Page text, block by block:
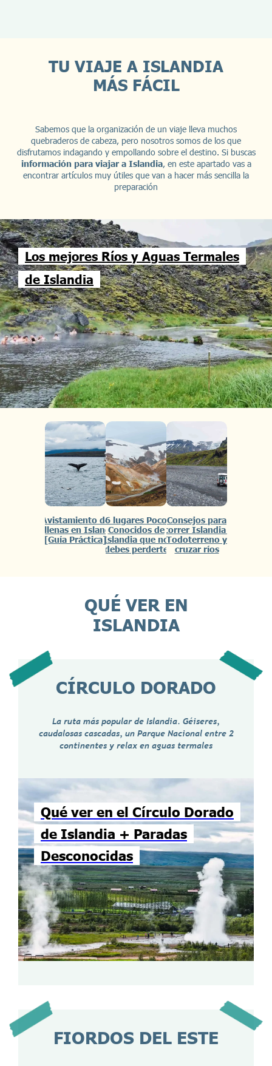
TU VIAJE A ISLANDIA
MÁS FÁCIL
Sabemos que la organización de un viaje lleva muchos
quebraderos de cabeza, pero nosotros somos de los que
disfrutamos indagando y empollando sobre el destino. Si buscas
información para viajar a Islandia, en este apartado vas a
encontrar artículos muy útiles que van a hacer más sencilla la
preparación
Los mejores Ríos y Aguas Termales
de Islandia
Avistamiento de
Ballenas en Islandia
[Guía Práctica]
6 lugares Poco
Conocidos de
Islandia que no
debes perderte
Consejos para
recorrer Islandia en
Todoterreno y
cruzar ríos
QUÉ VER EN
ISLANDIA
CÍRCULO DORADO
La ruta más popular de Islandia. Géiseres,
caudalosas cascadas, un Parque Nacional entre 2
continentes y relax en aguas termales
Qué ver en el Círculo Dorado
de Islandia + Paradas
Desconocidas
FIORDOS DEL ESTE